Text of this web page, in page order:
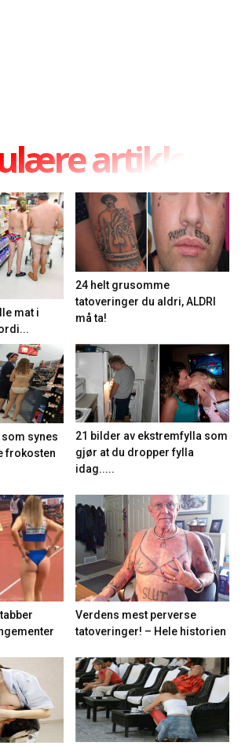
artikler
mat i
24 helt grusomme
tatoveringer du aldri, ALDRI
må ta!
som synes
frokosten
21 bilder av ekstremfylla som
gjør at du dropper fylla
idag.....
Verdens mest perverse
tatoveringer! – Hele historien